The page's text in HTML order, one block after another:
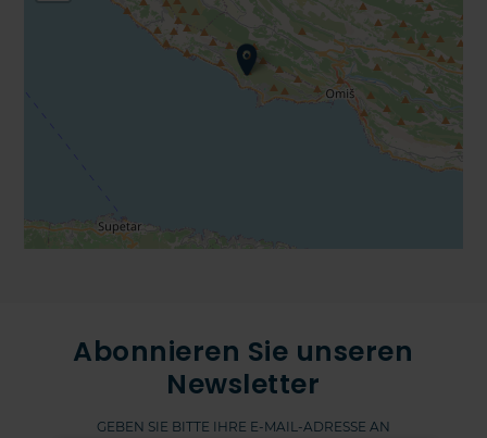
Abonnieren Sie unseren
Newsletter
GEBEN SIE BITTE IHRE E-MAIL-ADRESSE AN